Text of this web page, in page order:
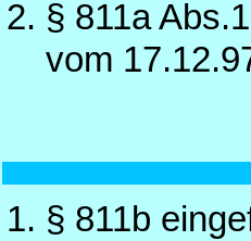
§ 811a
vom
§ 811b